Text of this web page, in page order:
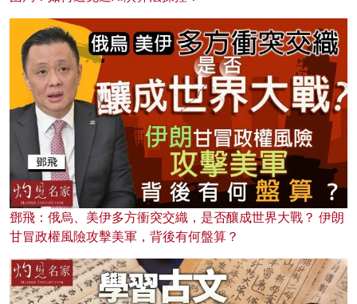
鄧飛：俄烏、美伊多方衝突交織，是否釀成世界大戰？ 伊朗
甘冒政權風險攻擊美軍，背後有何盤算？